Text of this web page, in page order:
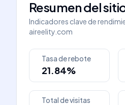
Resumen del
Indicadores clave de
aireelity.com
Tasa de rebote
21.84%
Total de visitas